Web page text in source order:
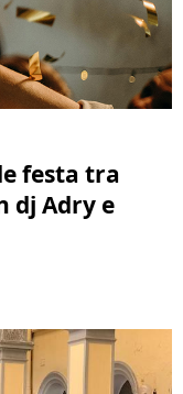
festa tra
dj Adry e